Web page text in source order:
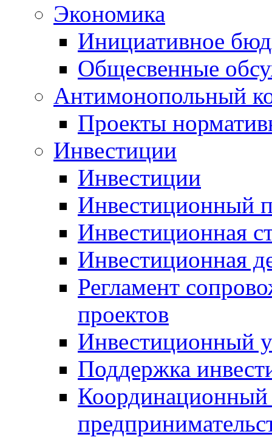
Экономика
Инициативное
Общесвенные
Антимонопольный
Проекты
Инвестиции
Инвестиции
Инвестиционный
Инвестиционная
Инвестиционная
Регламент
проектов
Инвестиционный
Поддержка
Координационный